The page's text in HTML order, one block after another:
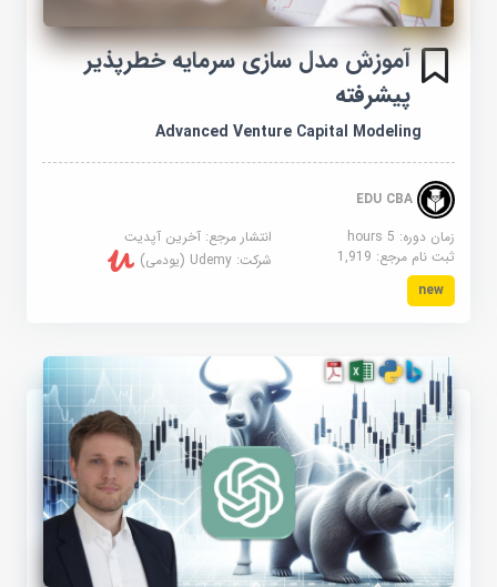
آموزش مدل سازی سرمایه خطرپذیر
پیشرفته
Advanced Venture Capital Modeling
EDU CBA
زمان دوره: 5 hours
انتشار مرجع:آخرین آپدیت
ثبت نام مرجع:1,919 شرکت:Udemy (یودمی)
new